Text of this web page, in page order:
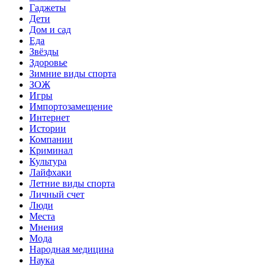
Гаджеты
Дети
Дом и сад
Еда
Звёзды
Здоровье
Зимние виды спорта
ЗОЖ
Игры
Импортозамещение
Интернет
Истории
Компании
Криминал
Культура
Лайфхаки
Летние виды спорта
Личный счет
Люди
Места
Мнения
Мода
Народная медицина
Наука